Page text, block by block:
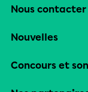
Nous contacter
Nouvelles
Concours et